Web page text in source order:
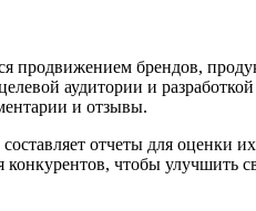
брендов,
аудитории и
и отзывы.
отчеты для оценки
чтобы